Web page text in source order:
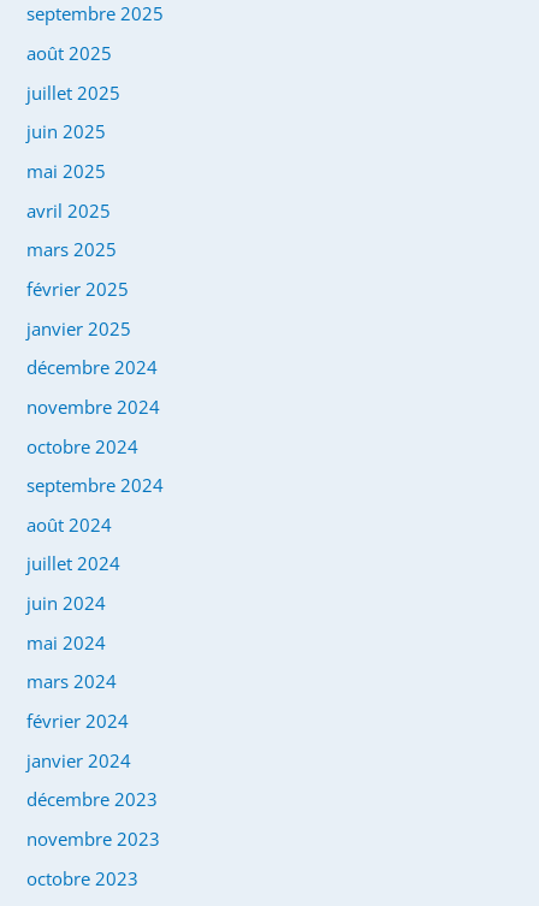
septembre 2025
août 2025
juillet 2025
juin 2025
mai 2025
avril 2025
mars 2025
février 2025
janvier 2025
décembre 2024
novembre 2024
octobre 2024
septembre 2024
août 2024
juillet 2024
juin 2024
mai 2024
mars 2024
février 2024
janvier 2024
décembre 2023
novembre 2023
octobre 2023